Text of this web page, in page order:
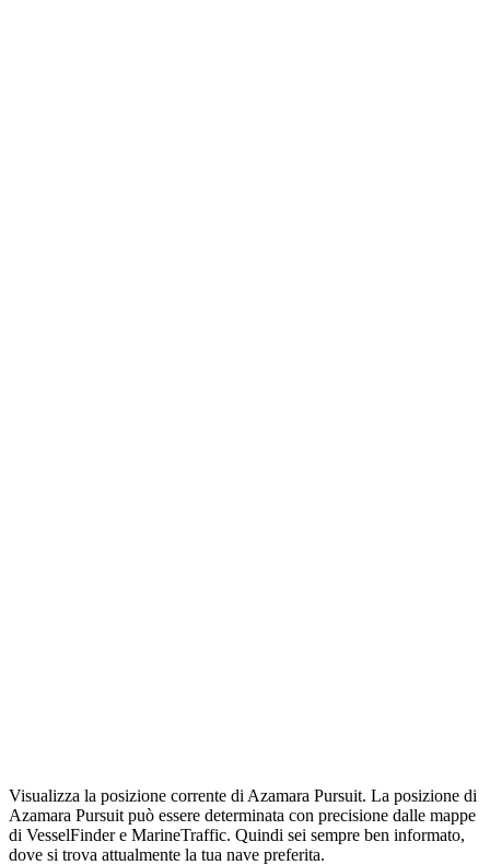
Visualizza la posizione corrente di Azamara Pursuit. La posizione di
Azamara Pursuit può essere determinata con precisione dalle mappe
di VesselFinder e MarineTraffic. Quindi sei sempre ben informato,
dove si trova attualmente la tua nave preferita.